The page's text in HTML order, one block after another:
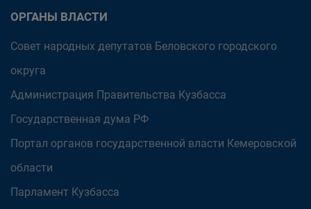
ОРГАНЫ ВЛАСТИ
Совет народных депутатов Беловского городского
округа
Администрация Правительства Кузбасса
Государственная дума РФ
Портал органов государственной власти Кемеровской
области
Парламент Кузбасса